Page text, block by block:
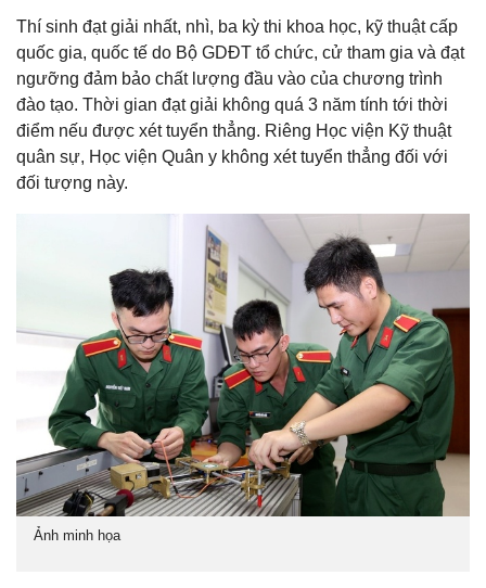
Thí sinh đạt giải nhất, nhì, ba kỳ thi khoa học, kỹ thuật cấp
quốc gia, quốc tế do Bộ GDĐT tổ chức, cử tham gia và đạt
ngưỡng đảm bảo chất lượng đầu vào của chương trình
đào tạo. Thời gian đạt giải không quá 3 năm tính tới thời
điểm nếu được xét tuyển thẳng. Riêng Học viện Kỹ thuật
quân sự, Học viện Quân y không xét tuyển thẳng đối với
đối tượng này.
Ảnh minh họa